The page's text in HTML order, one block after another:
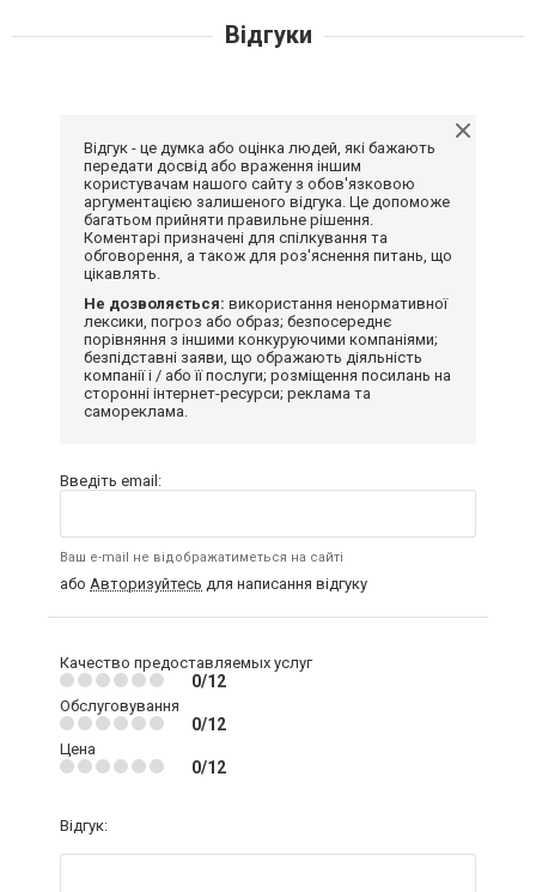
Відгуки
Відгук - це думка або оцінка людей, які бажають
передати досвід або враження іншим
користувачам нашого сайту з обов'язковою
аргументацією залишеного відгука. Це допоможе
багатьом прийняти правильне рішення.
Коментарі призначені для спілкування та
обговорення, а також для роз'яснення питань, що
цікавлять.
Не дозволяється: використання ненормативної
лексики, погроз або образ; безпосереднє
порівняння з іншими конкуруючими компаніями;
безпідставні заяви, що ображають діяльність
компанії і / або її послуги; розміщення посилань на
сторонні інтернет-ресурси; реклама та
самореклама.
Введіть email:
Ваш e-mail не відображатиметься на сайті
або Авторизуйтесь для написання відгуку
Качество предоставляемых услуг
0/12
Обслуговування
0/12
Цена
0/12
Відгук: